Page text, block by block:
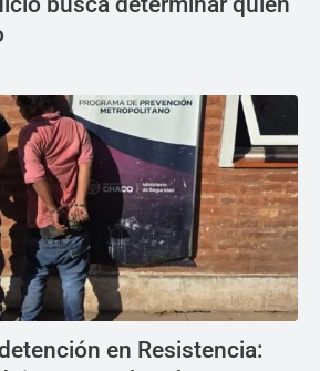
en Resistencia: